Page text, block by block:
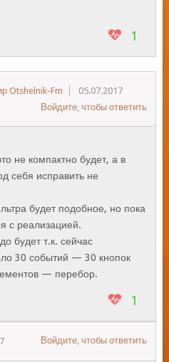
1
Otshelnik-Fm
05.07.2017
Войдите, чтобы ответить
не компактно будет, а в
себя исправить не
будет подобное, но пока
с реализацией.
будет т.к. сейчас
30 событий — 30 кнопок
— перебор.
1
Войдите, чтобы ответить